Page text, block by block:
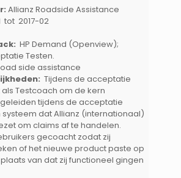
Allianz Roadside Assistance
tot 2017-02
HP Demand (Openview);
Testen.
side assistance
Tijdens de acceptatie
Testcoach om de kern
tijdens de acceptatie
dat Allianz (internationaal)
om claims af te handelen.
gecoacht zodat zij
of het nieuwe product paste op
van dat zij functioneel gingen